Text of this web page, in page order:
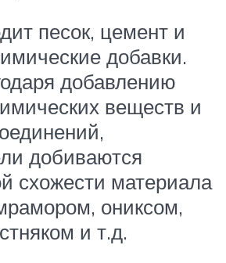
песок, цемент и
добавки.
добавлению
веществ и
добиваются
схожести материала
ониксом,
и т.д.